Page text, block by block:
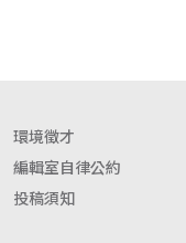
環境徵才
編輯室自律公約
投稿須知